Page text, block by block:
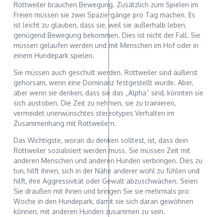
Rottweiler brauchen Bewegung. Zusätzlich zum Spielen im
Freien müssen sie zwei Spaziergänge pro Tag machen. Es
ist leicht zu glauben, dass sie, weil sie außerhalb leben,
genügend Bewegung bekommen. Dies ist nicht der Fall. Sie
müssen gelaufen werden und mit Menschen im Hof oder in
einem Hundepark spielen.
Sie müssen auch geschult werden. Rottweiler sind äußerst
gehorsam, wenn eine Dominanz festgestellt wurde. Aber,
aber wenn sie denken, dass sie das „Alpha“ sind, könnten sie
sich austoben. Die Zeit zu nehmen, sie zu trainieren,
vermeidet unerwünschtes stereotypes Verhalten im
Zusammenhang mit Rottweilern.
Das Wichtigste, woran du denken solltest, ist, dass dein
Rottweiler sozialisiert werden muss. Sie müssen Zeit mit
anderen Menschen und anderen Hunden verbringen. Dies zu
tun, hilft ihnen, sich in der Nähe anderer wohl zu fühlen und
hilft, ihre Aggressivität oder Gewalt abzuschwächen. Seien
Sie draußen mit ihnen und bringen Sie sie mehrmals pro
Woche in den Hundepark, damit sie sich daran gewöhnen
können, mit anderen Hunden zusammen zu sein.